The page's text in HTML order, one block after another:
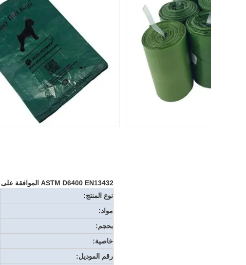
ASTM D6400 EN13432 الموافقة على تخصيص 100 ٪ القابلة للتحلل الكومبيوتر الحيوانات الأليفة أكياس أنبوب كيس نفايات الكلب
نوع المنتج:
مواد:
بحجم:
خاصية:
رقم الموديل: